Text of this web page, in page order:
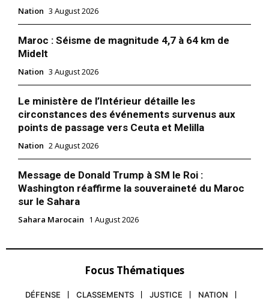
Nation 3 August 2026
Maroc : Séisme de magnitude 4,7 à 64 km de
Midelt
Nation 3 August 2026
Le ministère de l’Intérieur détaille les
circonstances des événements survenus aux
points de passage vers Ceuta et Melilla
Nation 2 August 2026
Message de Donald Trump à SM le Roi :
Washington réaffirme la souveraineté du Maroc
sur le Sahara
Sahara Marocain 1 August 2026
Focus Thématiques
DÉFENSE CLASSEMENTS JUSTICE
NATION